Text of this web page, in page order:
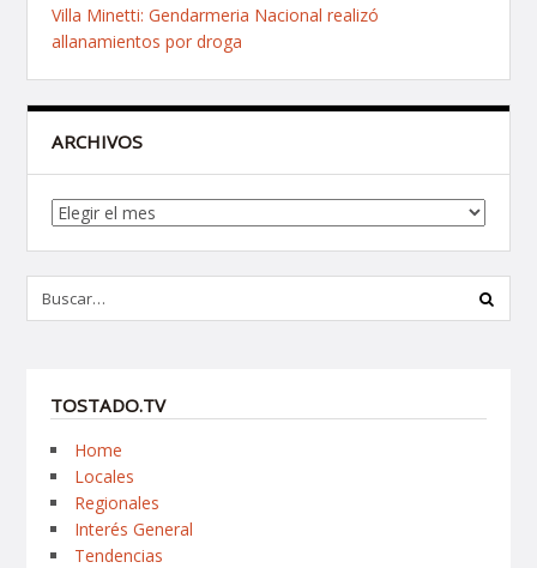
Villa Minetti: Gendarmeria Nacional realizó
allanamientos por droga
ARCHIVOS
Archivos
TOSTADO.TV
Home
Locales
Regionales
Interés General
Tendencias